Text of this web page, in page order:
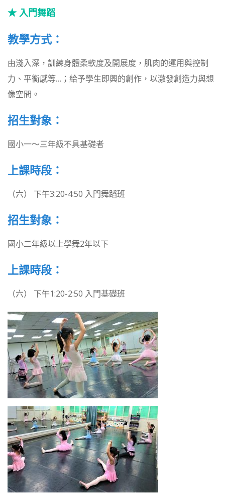
★ 入門舞蹈
教學方式：
由淺入深，訓練身體柔軟度及開展度，肌肉的運用與控制
力、平衡感等…；給予學生即興的創作，以激發創造力與想
像空間。
招生對象：
國小一～三年級不具基礎者
上課時段：
（六） 下午3:20-4:50 入門舞蹈班
招生對象：
國小二年級以上學舞2年以下
上課時段：
（六） 下午1:20-2:50 入門基礎班